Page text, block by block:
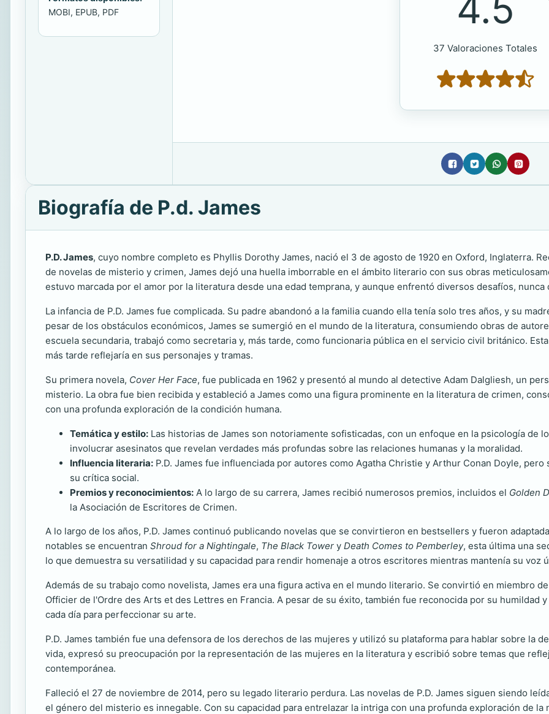
MOBI, EPUB, PDF
37 Valoraciones Totales
Biografía de P.d. James
P.D. James, cuyo nombre completo es Phyllis Dorothy James, nació el 3 de agosto de 1920 en Oxford, Inglaterra.
de novelas de misterio y crimen, James dejó una huella imborrable en el ámbito literario con sus obras
estuvo marcada por el amor por la literatura desde una edad temprana, y aunque enfrentó diversos desafíos, nunca
La infancia de P.D. James fue complicada. Su padre abandonó a la familia cuando ella tenía solo tres años, y su
pesar de los obstáculos económicos, James se sumergió en el mundo de la literatura, consumiendo obras de
escuela secundaria, trabajó como secretaria y, más tarde, como funcionaria pública en el servicio civil británico.
más tarde reflejaría en sus personajes y tramas.
Su primera novela, Cover Her Face, fue publicada en 1962 y presentó al mundo al detective Adam Dalgliesh, un
misterio. La obra fue bien recibida y estableció a James como una figura prominente en la literatura de crimen,
con una profunda exploración de la condición humana.
Temática y estilo: Las historias de James son notoriamente sofisticadas, con un enfoque en la psicología de
involucrar asesinatos que revelan verdades más profundas sobre las relaciones humanas y la moralidad.
Influencia literaria: P.D. James fue influenciada por autores como Agatha Christie y Arthur Conan Doyle,
su crítica social.
Premios y reconocimientos: A lo largo de su carrera, James recibió numerosos premios, incluidos el Golden
la Asociación de Escritores de Crimen.
A lo largo de los años, P.D. James continuó publicando novelas que se convirtieron en bestsellers y fueron
notables se encuentran Shroud for a Nightingale, The Black Tower y Death Comes to Pemberley, esta última una
lo que demuestra su versatilidad y su capacidad para rendir homenaje a otros escritores mientras mantenía su voz
Además de su trabajo como novelista, James era una figura activa en el mundo literario. Se convirtió en miembro
Officier de l'Ordre des Arts et des Lettres en Francia. A pesar de su éxito, también fue reconocida por su humildad
cada día para perfeccionar su arte.
P.D. James también fue una defensora de los derechos de las mujeres y utilizó su plataforma para hablar sobre la
vida, expresó su preocupación por la representación de las mujeres en la literatura y escribió sobre temas que
contemporánea.
Falleció el 27 de noviembre de 2014, pero su legado literario perdura. Las novelas de P.D. James siguen siendo
el género del misterio es innegable. Con su capacidad para entrelazar la intriga con una profunda exploración de la